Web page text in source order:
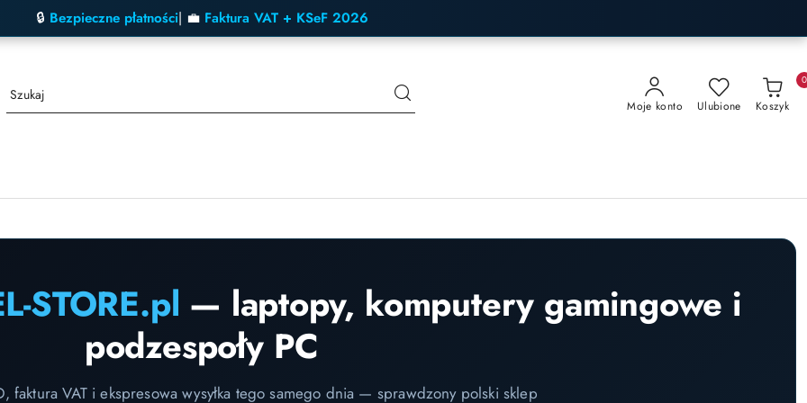
🔒 Bezpieczne płatności| 💼 Faktura VAT + KSeF 2026
Moje konto Ulubione Koszyk
0
STORE.pl — laptopy, komputery gamingowe i
podzespoły PC
faktura VAT i ekspresowa wysyłka tego samego dnia — sprawdzony polski sklep